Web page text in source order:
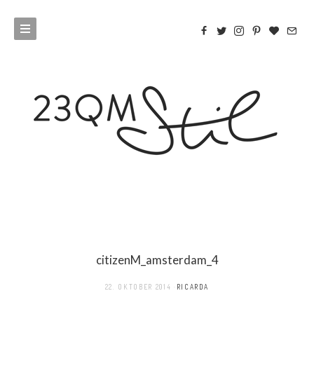
citizenM_amsterdam_4
22. OKTOBER 2014 RICARDA